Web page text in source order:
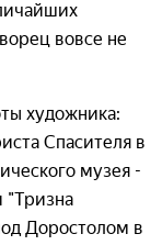
вовсе не
художника:
Спасителя в
музея -
"Тризна
Доростолом в